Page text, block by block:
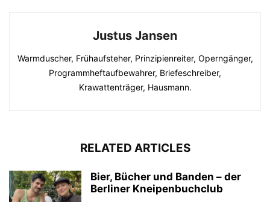
Justus Jansen
Warmduscher, Frühaufsteher, Prinzipienreiter, Operngänger,
Programmheftaufbewahrer, Briefeschreiber,
Krawattenträger, Hausmann.
RELATED ARTICLES
Bier, Bücher und Banden – der
Berliner Kneipenbuchclub